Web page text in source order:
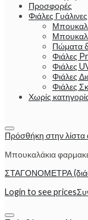
Προσφορές
Φιάλες Γυάλινες
Πώματα
Φιάλες
Φιάλες
Φιάλες
Φιάλες
Χωρίς
Πρόσθήκη στην
Μπουκαλάκια
ΣΤΑΓΟΝΟΜΕΤΡΑ
Login to see prices